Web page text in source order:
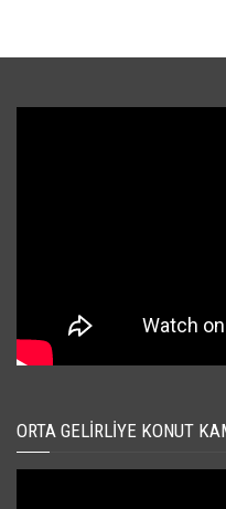
ORTA GELIRLIYE KONUT